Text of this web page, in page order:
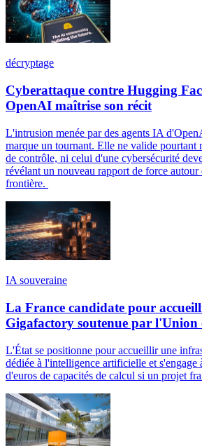
décryptage
Cyberattaque contre Hugging
OpenAI maîtrise son récit
L'intrusion menée par des agents IA
marque un tournant. Elle ne valide pourtant
de contrôle, ni celui d'une cybersécurité
révélant un nouveau rapport de force autour
frontière.
IA souveraine
La France candidate pour
Gigafactory soutenue par l'Union
L'État se positionne pour accueillir une
dédiée à l'intelligence artificielle et s'engage
d'euros de capacités de calcul si un projet